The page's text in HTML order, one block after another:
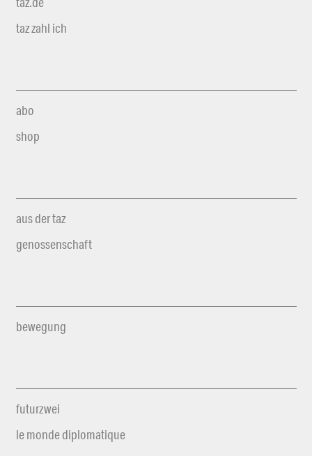
taz zahl ich
abo
shop
aus der taz
genossenschaft
bewegung
futurzwei
le monde diplomatique